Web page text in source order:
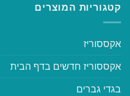
קטגוריות המוצרים
אקססוריז
אקססוריז חדשים בדף הבית
בגדי גברים